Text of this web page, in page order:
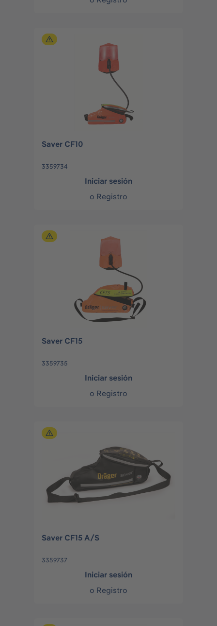
Saver CF10
3359734
Iniciar sesión
o Registro
Saver CF15
3359735
Iniciar sesión
o Registro
Saver CF15 A/S
3359737
Iniciar sesión
o Registro